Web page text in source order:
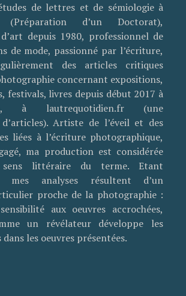
de lettres et de sémiologie à
d’un Doctorat),
depuis 1980, professionnel de
de mode, passionné par l’écriture,
des articles critiques
concernant expositions,
festivals, livres depuis début 2017 à
à lautrequotidien.fr (une
Artiste de l’éveil et des
liées à l’écriture photographique,
ma production est considérée
littéraire du terme. Etant
mes analyses résultent d’un
proche de la photographie :
aux oeuvres accrochées,
un révélateur développe les
les oeuvres présentées.